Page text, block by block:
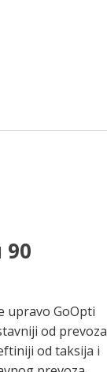
90
upravo GoOpti
od prevoza
od taksija i